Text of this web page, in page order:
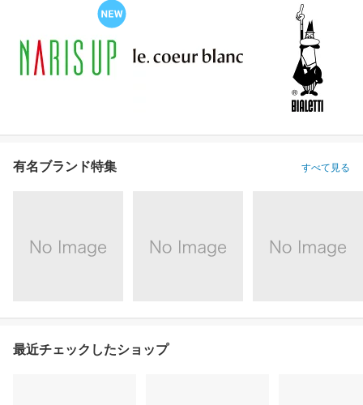
有名ブランド特集 すべて見る
最近チェックしたショップ